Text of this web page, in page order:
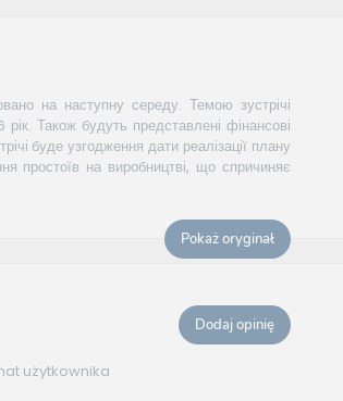
на наступну середу. Темою зустрічі
Також будуть представлені фінансові
буде узгодження дати реалізації плану
простоїв на виробництві, що спричиняє
Pokaż oryginał
Dodaj opinię
użytkownika